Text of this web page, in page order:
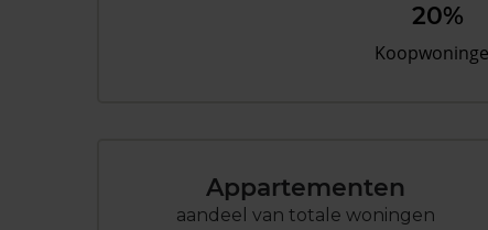
20%
Appartementen
aandeel van totale woningen